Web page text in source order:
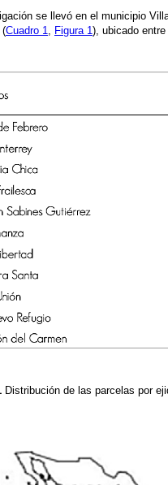
se llevó en el municipio
(Cuadro 1, Figura 1), ubicado entre
Distribución de las parcelas por